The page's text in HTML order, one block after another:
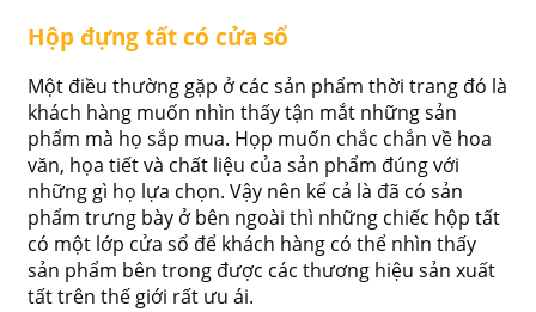
Hộp đựng tất có cửa sổ
Một điều thường gặp ở các sản phẩm thời trang đó là
khách hàng muốn nhìn thấy tận mắt những sản
phẩm mà họ sắp mua. Họp muốn chắc chắn về hoa
văn, họa tiết và chất liệu của sản phẩm đúng với
những gì họ lựa chọn. Vậy nên kể cả là đã có sản
phẩm trưng bày ở bên ngoài thì những chiếc hộp tất
có một lớp cửa sổ để khách hàng có thể nhìn thấy
sản phẩm bên trong được các thương hiệu sản xuất
tất trên thế giới rất ưu ái.